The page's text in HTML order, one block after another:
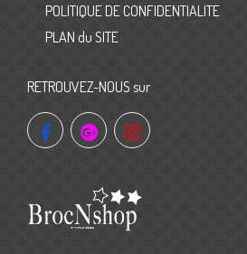
POLITIQUE DE CONFIDENTIALITE
PLAN du SITE
RETROUVEZ-NOUS sur